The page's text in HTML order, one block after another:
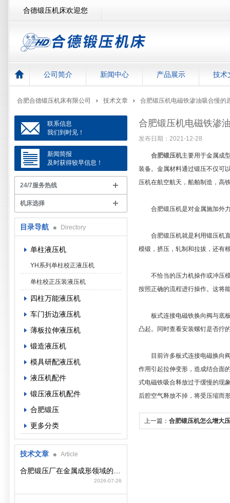
合德锻压机床欢迎您
公司简介 新闻中心 产品展示 技术
合肥合德锻压机床有限公司 技术文章 合肥锻压机电磁铁渗油吸合慢的
合肥锻压机电磁铁渗
发布日期：2021-12-28
合肥锻压机主要用于金属成
装备。金属材料通过锻压不仅可
压机在航空航天，船舶制造，高
合肥锻压机是对金属施加外力
合肥锻压机就是利用锻压机直
模锻，挤压，轧制和拉拔，还有
不恰当的压力机操作或冲压模
按照正确的流程进行操作。这将
板式连接电磁铁换向阀与底板
凸起。同时查看安装螺钉是否拧
目前许多板式连接电磁换向阀
作用引起拉伸变形，造成结合面
式电磁铁吸合释放过于缓慢的现
后腔空气释放不掉，将受压缩而
上一篇：合肥锻压机怎么增大
联系信息
我们到时见！
新闻简报
及时获得较早信息！
24/7服务热线
机床选择
目录导航 Directory
单柱液压机
YH系列单柱校正液压机
单柱校正压装液压机
四柱万能液压机
车门折边液压机
薄板拉伸液压机
锻造液压机
模具研配液压机
液压机配件
锻压液压机配件
合肥锻压
更多分类
技术文章 Article
2026-07-26